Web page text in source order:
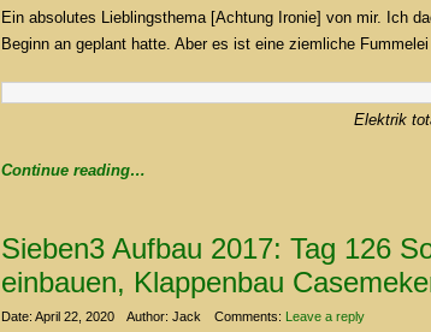
Ein absolutes Lieblingsthema [Achtung Ironie] von mir. Ich
Beginn an geplant hatte. Aber es ist eine ziemliche
Elektrik
Continue reading…
Sieben3 Aufbau 2017: Tag 126
einbauen, Klappenbau
Date: April 22, 2020 Author: Jack Comments: Leave a reply